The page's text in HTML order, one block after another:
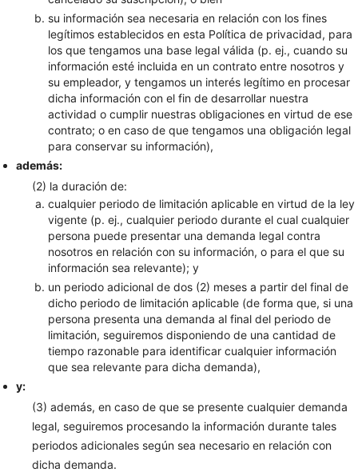
su información sea necesaria en relación con los fines
legítimos establecidos en esta Política de privacidad, para
los que tengamos una base legal válida (p. ej., cuando su
información esté incluida en un contrato entre nosotros y
su empleador, y tengamos un interés legítimo en procesar
dicha información con el fin de desarrollar nuestra
actividad o cumplir nuestras obligaciones en virtud de ese
contrato; o en caso de que tengamos una obligación legal
para conservar su información),
además:
(2) la duración de:
cualquier periodo de limitación aplicable en virtud de la ley
vigente (p. ej., cualquier periodo durante el cual cualquier
persona puede presentar una demanda legal contra
nosotros en relación con su información, o para el que su
información sea relevante); y
un periodo adicional de dos (2) meses a partir del final de
dicho periodo de limitación aplicable (de forma que, si una
persona presenta una demanda al final del periodo de
limitación, seguiremos disponiendo de una cantidad de
tiempo razonable para identificar cualquier información
que sea relevante para dicha demanda),
y:
(3) además, en caso de que se presente cualquier demanda
legal, seguiremos procesando la información durante tales
periodos adicionales según sea necesario en relación con
dicha demanda.